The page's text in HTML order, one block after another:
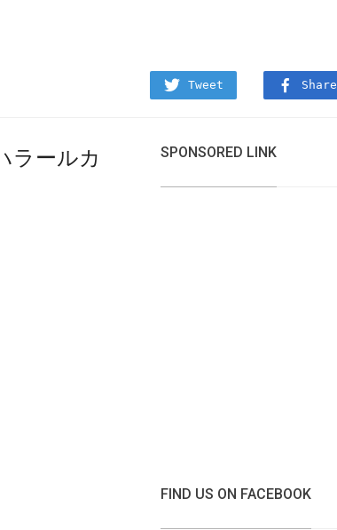
Tweet Share
ラールカ
SPONSORED LINK
FIND US ON FACEBOOK